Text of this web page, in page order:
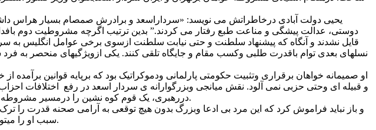
یحیی دولت آبادی درخاطراتش می نویسد: «سرداراسعد و برادرش صمصام بسیار هراس
دوستی، عدالت پیشگی و مناعت طبع رفتار می کردند.” بدین ترتیب اگرچه مشروطیت دوم
قایل نشدند و آنگاه که پیشنهاد سلطنت و حتی نیابت سلطنت ازسوی برخی عوامل انگلیس به
نسلهای بعدی توام باقدرت طلبی وکسب مقام و جایگاه تلقی کنند. یکی ازویژگیهای منحصر به
او صمیمانه خواهان برقراری وتثبیت حکومتی پارلمانی ودموکراتیک بود که برپایه قوانین
و قبیله ای وحتی حزبی نمی آلود. نقش میانجی وبزرگوارانه ی سردار اسعد در رفع اختلافات
دررهبری، یک قوم کوه نشین را درمسیر مشروطه خواهی واستقرار حکومتی مدرن قرار داده و مردان آنها را به سربازانی فداکار برای ملت ومیهن مبدل ساخت.
و باز نباید فراموش کرد که این مرد بی ادعا وبزرگ بدون هیچ توقعی به آرامی صحنه قدرت را
سبب او را میتوان نمادی موفق از وطن دوستی، آزادگی و قانونگرایی دانست که برای همیشه ی تاریخ سردار باقی خواهد ماند.